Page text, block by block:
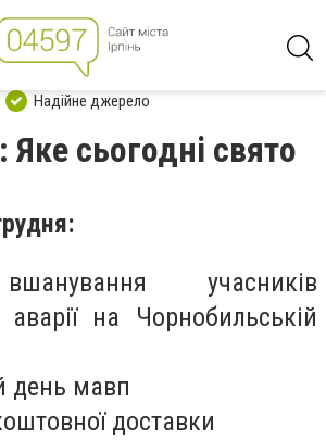
Надійне джерело
Яке сьогодні свято
учасників
аварії на Чорнобильській
день мавп
доставки